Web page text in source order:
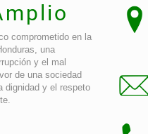
comprometido en la
una
y el mal
de una sociedad
dignidad y el respeto